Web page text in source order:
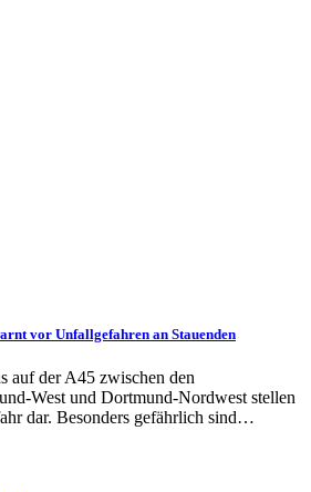
vor Unfallgefahren an Stauenden
auf der A45 zwischen den
West und Dortmund-Nordwest stellen
dar. Besonders gefährlich sind…